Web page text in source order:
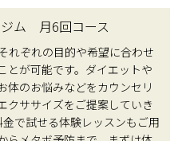
ム 月6回コース
れぞれの目的や希望に合わせ
とが可能です。ダイエットや
体のお悩みなどをカウンセリ
クササイズをご提案していき
で試せる体験レッスンもご用